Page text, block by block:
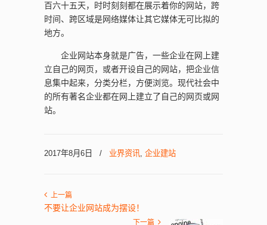
百六十五天，时时刻刻都在展示着你的网站，跨
时间、跨区域是网络媒体让其它媒体无可比拟的
地方。
企业网站本身就是广告，一些企业在网上建
立自己的网页，或者开设自己的网站，把企业信
息集中起来，分类分栏，方便浏览。现代社会中
的所有著名企业都在网上建立了自己的网页或网
站。
2017年8月6日 / 业界资讯, 企业建站
上一篇
不要让企业网站成为摆设！
下一篇